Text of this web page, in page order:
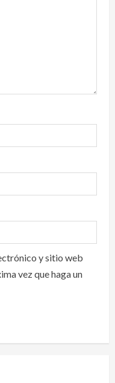
y sitio web
vez que haga un